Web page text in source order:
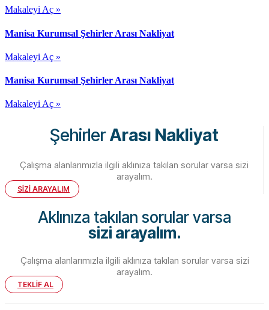
Makaleyi Aç »
Manisa Kurumsal Şehirler Arası Nakliyat
Makaleyi Aç »
Manisa Kurumsal Şehirler Arası Nakliyat
Makaleyi Aç »
ŞehirlerArası Nakliyat
Çalışma alanlarımızla ilgili aklınıza takılan sorular varsa sizi
arayalım.
SİZİ ARAYALIM
Aklınıza takılan sorular varsa
sizi arayalım.
Çalışma alanlarımızla ilgili aklınıza takılan sorular varsa sizi
arayalım.
TEKLİF AL